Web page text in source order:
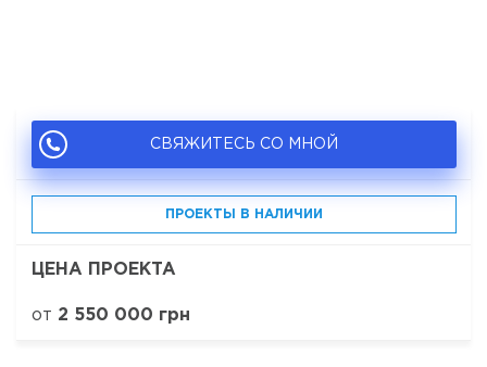
СВЯЖИТЕСЬ СО МНОЙ
ПРОЕКТЫ В НАЛИЧИИ
ЦЕНА ПРОЕКТА
от 2 550 000 грн